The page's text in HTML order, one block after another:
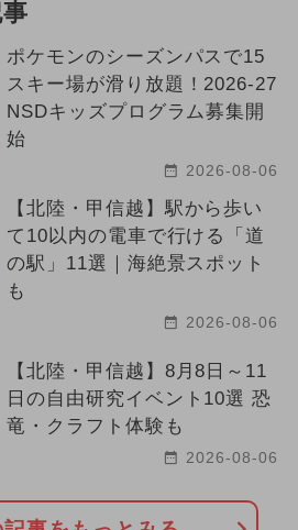
ポケモンのシーズンパスで15
スキー場が滑り放題！2026-27
NSDキッズプログラム募集開
始
2026-08-06
【北陸・甲信越】駅から歩い
て10以内の電車で行ける「道
の駅」11選｜海絶景スポット
も
2026-08-06
【北陸・甲信越】8月8日～11
日の自由研究イベント10選 恐
竜・クラフト体験も
2026-08-06